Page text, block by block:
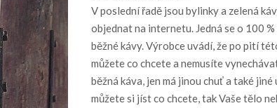
V poslední řadě jsou bylinky a zelená
objednat na internetu. Jedná se o 100
běžné kávy. Výrobce uvádí, že po pití
můžete co chcete a nemusíte
běžná káva, jen má jinou chuť a také
můžete si jíst co chcete, tak Vaše tělo